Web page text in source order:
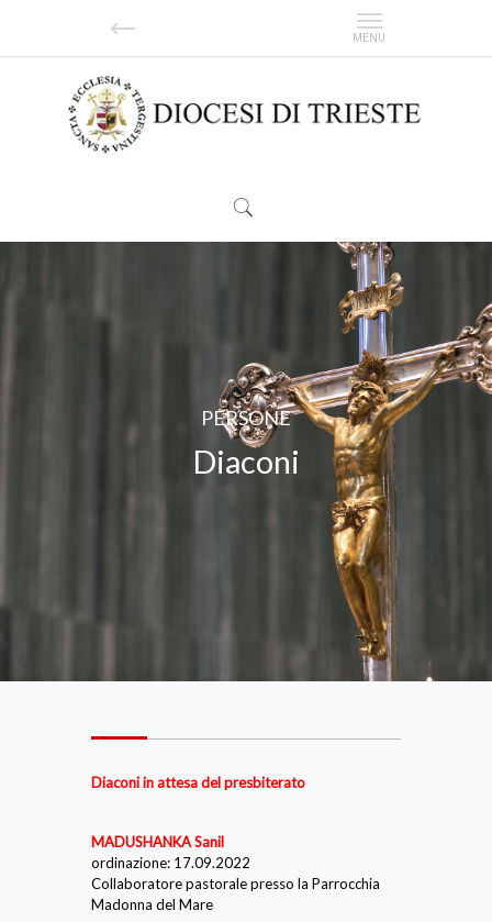
| CELEBRAZIONI |
PERSONE
Diaconi
Diaconi in attesa del presbiterato
MADUSHANKA Sanil
ordinazione: 17.09.2022
Collaboratore pastorale presso la Parrocchia
Madonna del Mare